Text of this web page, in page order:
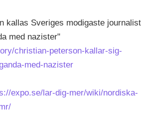
kallas Sveriges modigaste journalist
med nazister"
christian-peterson-kallar-sig-
med-nazister
expo.se/lar-dig-mer/wiki/nordiska-